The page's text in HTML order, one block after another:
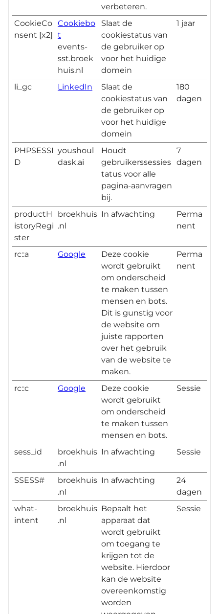
verbeteren.
CookieCo
nsent [x2]
Cookiebo
t
events-
sst.broek
huis.nl
Slaat de
cookiestatus van
de gebruiker op
voor het huidige
domein
1 jaar
li_gc LinkedIn
Slaat de
cookiestatus van
de gebruiker op
voor het huidige
domein
180
dagen
PHPSESSI
D
youshoul
dask.ai
Houdt
gebruikerssessies
tatus voor alle
pagina-aanvragen
bij.
7
dagen
productH
istoryRegi
ster
broekhuis
.nl
In afwachting
Perma
nent
rc::a Google
Deze cookie
wordt gebruikt
om onderscheid
te maken tussen
mensen en bots.
Dit is gunstig voor
de website om
juiste rapporten
over het gebruik
van de website te
maken.
Perma
nent
rc::c Google
Deze cookie
wordt gebruikt
om onderscheid
te maken tussen
mensen en bots.
Sessie
sess_id
broekhuis
.nl
In afwachting Sessie
SSESS#
broekhuis
.nl
In afwachting
24
dagen
what-
intent
broekhuis
.nl
Bepaalt het
apparaat dat
wordt gebruikt
om toegang te
krijgen tot de
website. Hierdoor
kan de website
overeenkomstig
worden
Sessie